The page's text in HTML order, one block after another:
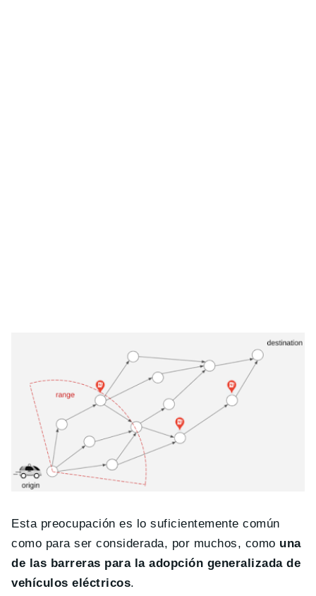
Esta preocupación es lo suficientemente común
como para ser considerada, por muchos, como una
de las barreras para la adopción generalizada de
vehículos eléctricos.